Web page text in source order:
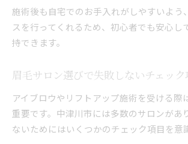
リフトアップ施術のビフォーア
眉毛サロンで印象が大きく変わ
アイブロウとリフトアップの相乗
施術後も自宅でのお手入れがしやすいよう
スを行ってくれるため、初心者でも安心し
持できます。
眉毛サロン選びで失敗しないチェック
アイブロウやリフトアップ施術を受ける際
重要です。中津川市には多数のサロンがあ
ないためにはいくつかのチェック項目を意